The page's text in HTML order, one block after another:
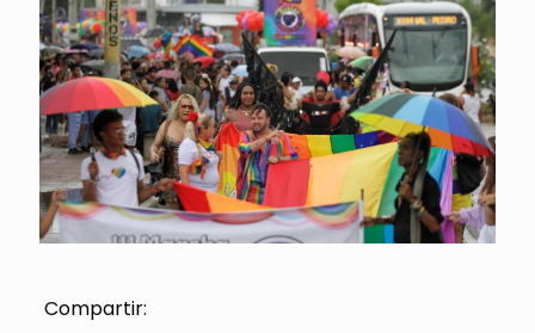
Compartir: